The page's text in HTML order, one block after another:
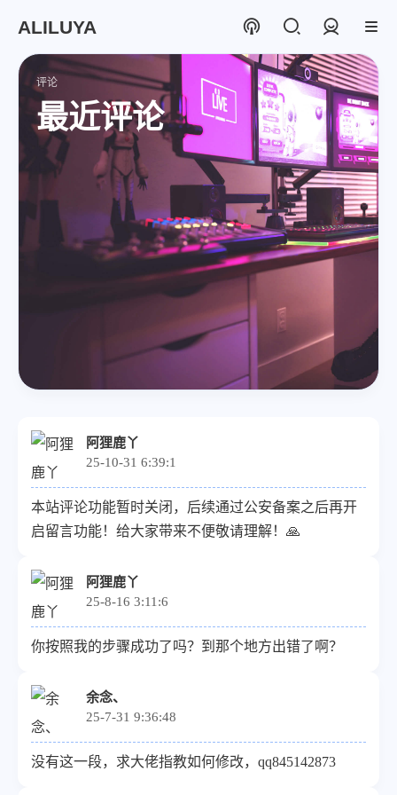
ALILUYA
登录
评论
最近评论
阿狸鹿丫
25-10-31 6:39:1
本站评论功能暂时关闭，后续通过公安备案之后再开
启留言功能！给大家带来不便敬请理解！🙏
阿狸鹿丫
25-8-16 3:11:6
你按照我的步骤成功了吗？到那个地方出错了啊？
余念、
25-7-31 9:36:48
没有这一段，求大佬指教如何修改，qq845142873